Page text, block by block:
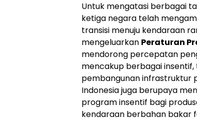
Untuk mengatasi berbagai
ketiga negara telah
transisi menuju kendaraan
mengeluarkan Peraturan
mendorong percepatan
mencakup berbagai
pembangunan infrastruktur
Indonesia juga berupaya
program insentif bagi
kendaraan berbahan bakar